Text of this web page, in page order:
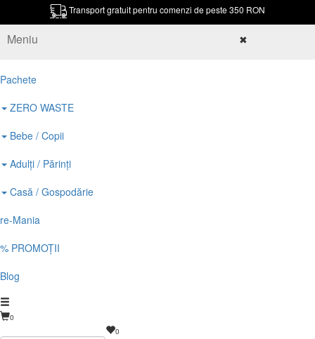
Transport gratuit pentru comenzi de peste 350 RON
Meniu ✖
Pachete
ZERO WASTE
Bebe / Copii
Adulți / Părinți
Casă / Gospodărie
re-Mania
% PROMOȚII
Blog
0
0